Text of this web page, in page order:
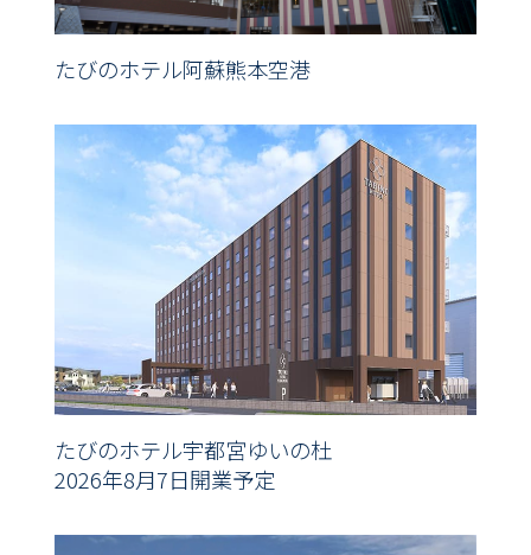
たびのホテル阿蘇熊本空港
たびのホテル宇都宮ゆいの杜
2026年8月7日開業予定